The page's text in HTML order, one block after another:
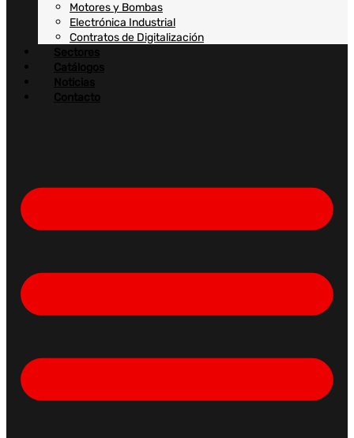
Motores y Bombas
Electrónica Industrial
Contratos de Digitalización
Sectores
Catálogos
Noticias
Contacto